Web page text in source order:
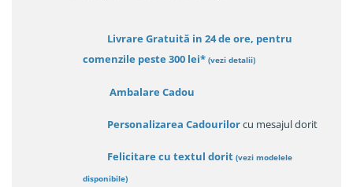
Livrare Gratuită in 24 de ore, pentru
comenzile peste 300 lei* (vezi detalii)
Ambalare Cadou
Personalizarea Cadourilorcu mesajul dorit
Felicitare cu textul dorit (vezi modelele
disponibile)